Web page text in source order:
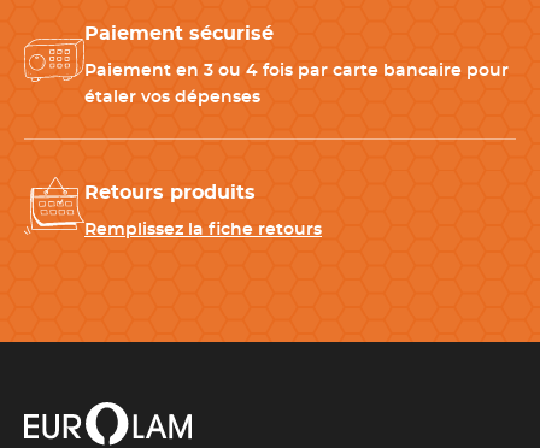
Paiement sécurisé
Paiement en 3 ou 4 fois par carte bancaire pour
étaler vos dépenses
Retours produits
Remplissez la fiche retours